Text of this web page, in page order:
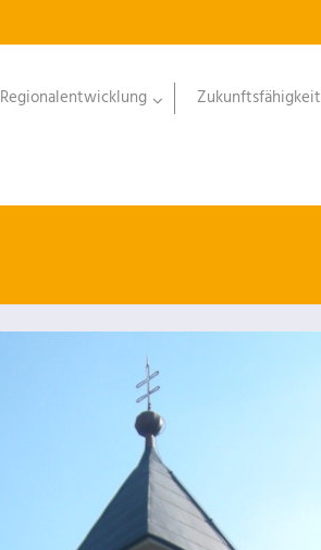
Regionalentwicklung Zukunftsfähigkeit